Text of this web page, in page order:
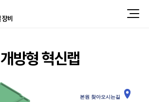
개방형 혁신랩
본원 찾아오시는길